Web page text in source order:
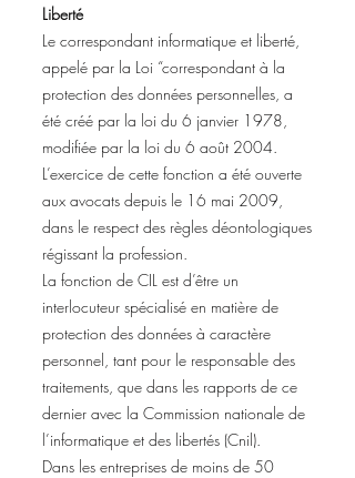
Liberté
Le correspondant informatique et liberté,
appelé par la Loi “correspondant à la
protection des données personnelles, a
été créé par la loi du 6 janvier 1978,
modifiée par la loi du 6 août 2004.
L’exercice de cette fonction a été ouverte
aux avocats depuis le 16 mai 2009,
dans le respect des règles déontologiques
régissant la profession.
La fonction de CIL est d’être un
interlocuteur spécialisé en matière de
protection des données à caractère
personnel, tant pour le responsable des
traitements, que dans les rapports de ce
dernier avec la Commission nationale de
l’informatique et des libertés (Cnil).
Dans les entreprises de moins de 50